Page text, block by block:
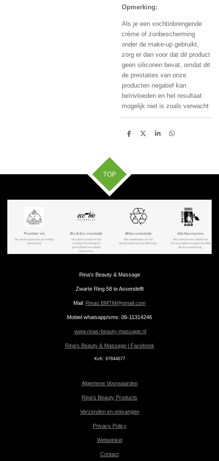
Opmerking:
Als je een vochtinbrengende
crème of zonbescherming
onder de make-up gebruikt,
zorg er dan voor dat dit product
geen siliconen bevat, omdat dit
de prestaties van onze
producten negatief kan
beïnvloeden en het resultaat
mogelijk niet is zoals verwacht
D
D
S
D
TOP
Rina's Beauty & Massage
Zwarte Ring 58 te Assendelft
Mail: Rinas.BMTM@gmail.com
Mobiel whatsapp/sms: 06-11314246
www.rinas-beauty-massage.nl
Rina's Beauty & Massage | Facebook
KvK: 67844677
Algemene Voorwaarden
Rina's Beauty Products
Verzenden en ontvangen
Privacy Policy
Webwinkel
Contact